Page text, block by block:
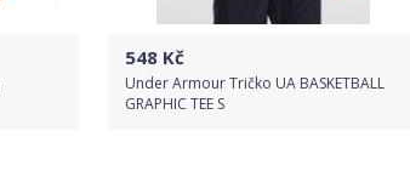
548 Kč
Under Armour Tričko UA BASKETBALL
GRAPHIC TEE S